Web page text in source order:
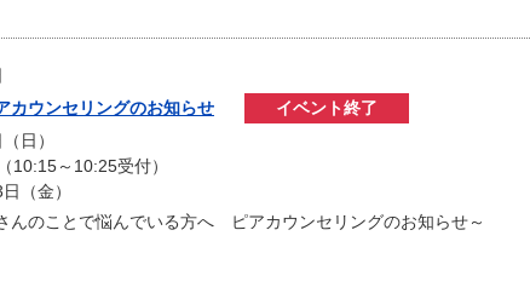
カウンセリングのお知らせ
イベント終了
日）
10:15～10:25受付）
（金）
んのことで悩んでいる方へ ピアカウンセリングのお知らせ～